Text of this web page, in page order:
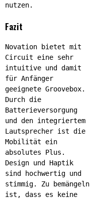
nutzen.
Fazit
Novation bietet mit
Circuit eine sehr
intuitive und damit
für Anfänger
geeignete Groovebox.
Durch die
Batterieversorgung
und den integriertem
Lautsprecher ist die
Mobilität ein
absolutes Plus.
Design und Haptik
sind hochwertig und
stimmig. Zu bemängeln
ist, dass es keine